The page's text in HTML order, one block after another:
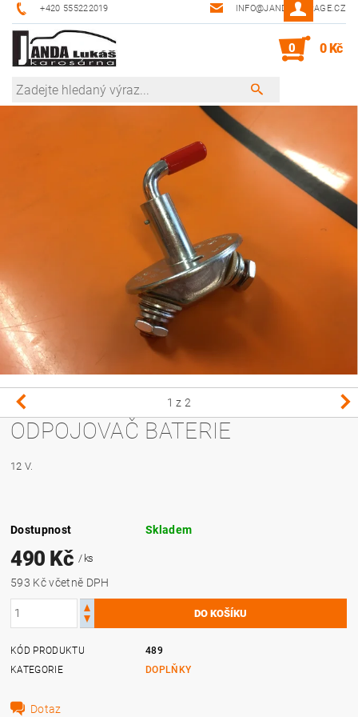
+420 555222019 INFO@JANDA-GARAGE.CZ
0 0 Kč
1 z 2
ODPOJOVAČ BATERIE
12 V.
Dostupnost Skladem
490 Kč / ks
593 Kč včetně DPH
KÓD PRODUKTU
489
KATEGORIE
DOPLŇKY
Dotaz